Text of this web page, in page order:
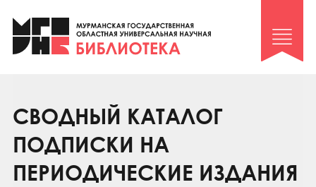
Клуб «Гиря и сельдерей»
Клуб «Семейный архив»
Коллегам
Контакты
СВОДНЫЙ КАТАЛОГ
ПОДПИСКИ НА
ПЕРИОДИЧЕСКИЕ ИЗДАНИЯ